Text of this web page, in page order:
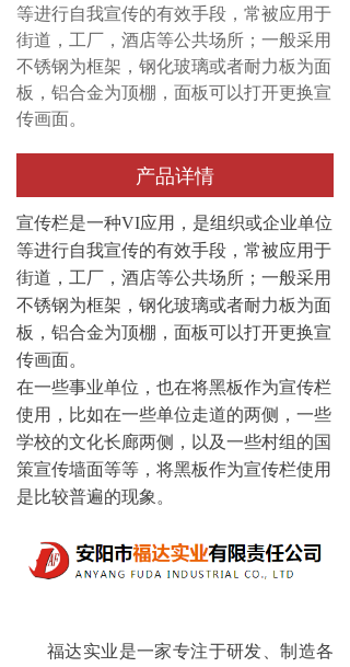
宣传栏是一种VI应用，是组织或企业单位
等进行自我宣传的有效手段，常被应用于
街道，工厂，酒店等公共场所；一般采用
不锈钢为框架，钢化玻璃或者耐力板为面
板，铝合金为顶棚，面板可以打开更换宣
传画面。
在一些事业单位，也在将黑板作为宣传栏
使用，比如在一些单位走道的两侧，一些
学校的文化长廊两侧，以及一些村组的国
策宣传墙面等等，将黑板作为宣传栏使用
是比较普遍的现象。
福达实业是一家专注于研发、制造各
等进行自我宣传的有效手段，常被应用于
街道，工厂，酒店等公共场所；一般采用
不锈钢为框架，钢化玻璃或者耐力板为面
板，铝合金为顶棚，面板可以打开更换宣
传画面。
产品详情